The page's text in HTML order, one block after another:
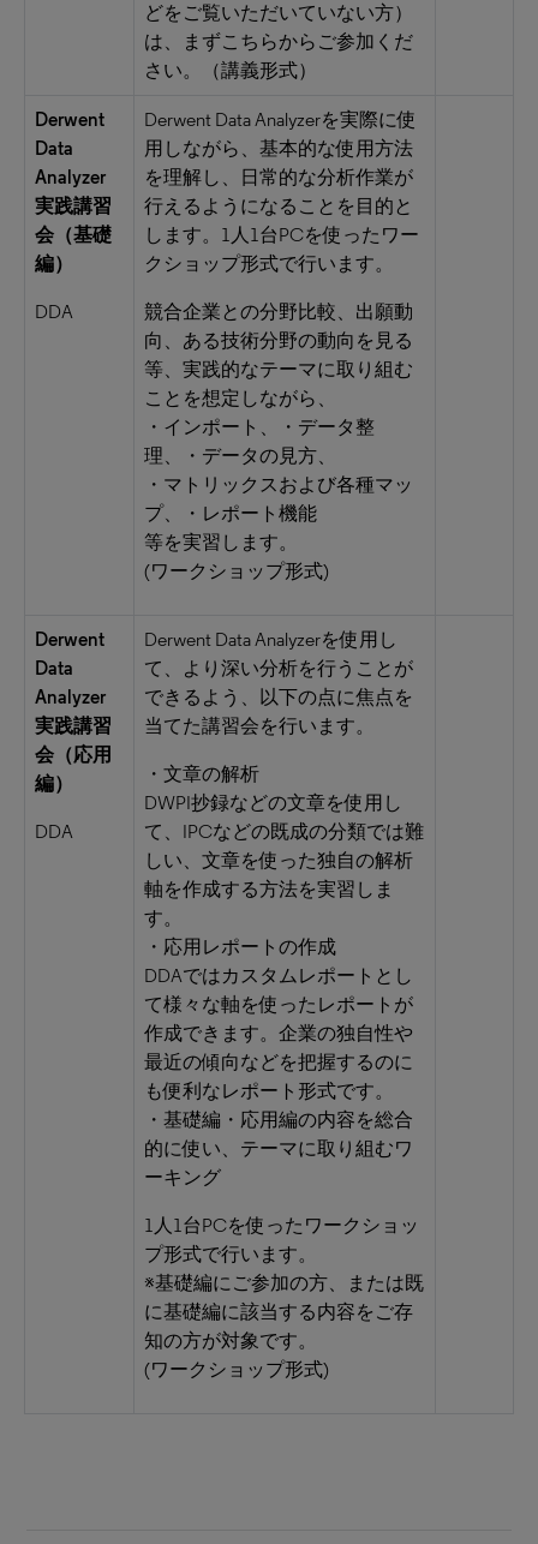
どをご覧いただいていない方）
は、まずこちらからご参加くだ
さい。（講義形式）
Derwent
Data
Analyzer
実践講習
会（基礎
編）
DDA
Derwent Data Analyzerを実際に使
用しながら、基本的な使用方法
を理解し、日常的な分析作業が
行えるようになることを目的と
します。1人1台PCを使ったワー
クショップ形式で行います。
競合企業との分野比較、出願動
向、ある技術分野の動向を見る
等、実践的なテーマに取り組む
ことを想定しながら、
・インポート、・データ整
理、・データの見方、
・マトリックスおよび各種マッ
プ、・レポート機能
等を実習します。
(ワークショップ形式)
Derwent
Data
Analyzer
実践講習
会（応用
編）
DDA
Derwent Data Analyzerを使用し
て、より深い分析を行うことが
できるよう、以下の点に焦点を
当てた講習会を行います。
・文章の解析
DWPI抄録などの文章を使用し
て、IPCなどの既成の分類では難
しい、文章を使った独自の解析
軸を作成する方法を実習しま
す。
・応用レポートの作成
DDAではカスタムレポートとし
て様々な軸を使ったレポートが
作成できます。企業の独自性や
最近の傾向などを把握するのに
も便利なレポート形式です。
・基礎編・応用編の内容を総合
的に使い、テーマに取り組むワ
ーキング
1人1台PCを使ったワークショッ
プ形式で行います。
※基礎編にご参加の方、または既
に基礎編に該当する内容をご存
知の方が対象です。
(ワークショップ形式)